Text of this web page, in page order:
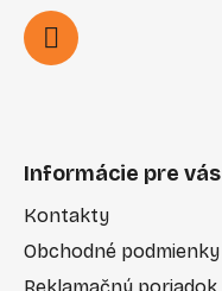
Informácie pre vás
Kontakty
Obchodné podmienky